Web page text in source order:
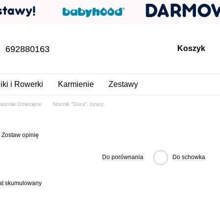
692880163 Koszyk
i Rowerki Karmienie Zestawy
Dziecięce Nocnik "Dora", szary
Zostaw opinię
Do porównania Do schowka
skumulowany